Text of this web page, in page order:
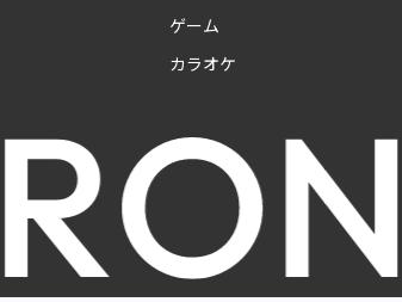
ゲーム
カラオケ